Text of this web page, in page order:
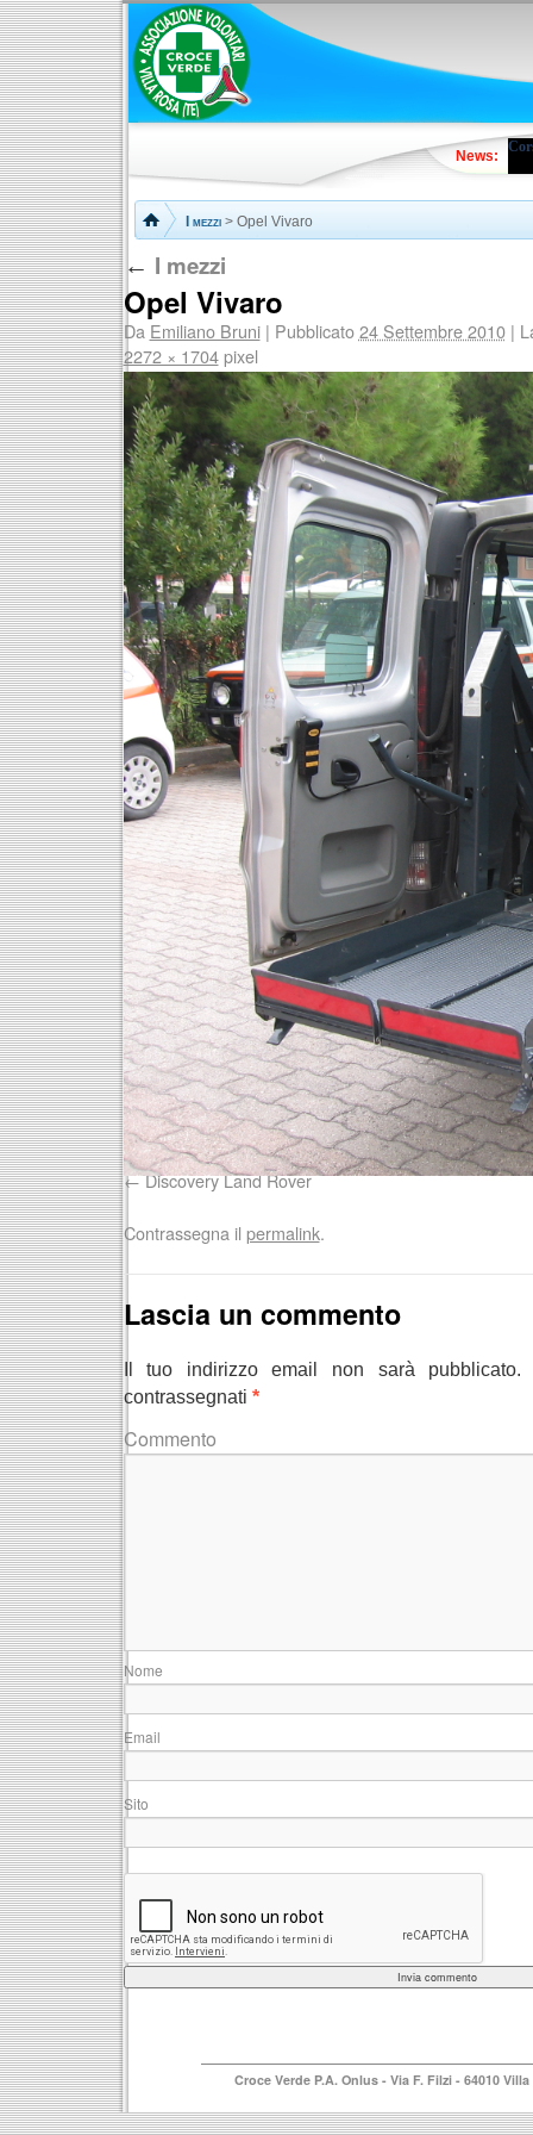
News:
I mezzi> Opel Vivaro
← I mezzi
Opel Vivaro
Da Emiliano Bruni | Pubblicato 24 Settembre 2010 |
2272 × 1704pixel
Discovery Land Rover
Contrassegna il permalink.
Lascia un commento
Il tuo indirizzo email non sarà pubblicato.
contrassegnati *
Sito
Croce Verde P.A. Onlus - Via F. Filzi - 64010